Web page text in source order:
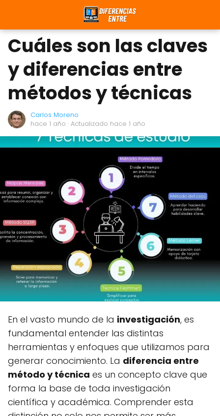
Cuáles son las claves
y diferencias entre
métodos y técnicas
Carlos Moreno
hace 1 año · Actualizado hace 1 año
En el vasto mundo de la investigación, es
fundamental entender las distintas
herramientas y enfoques que utilizamos para
generar conocimiento. La diferencia entre
método y técnica es un concepto clave que
forma la base de toda investigación
científica y académica. Comprender esta